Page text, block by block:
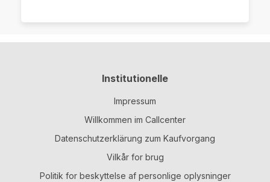
Institutionelle
Impressum
Willkommen im Callcenter
Datenschutzerklärung zum Kaufvorgang
Vilkår for brug
Politik for beskyttelse af personlige oplysninger